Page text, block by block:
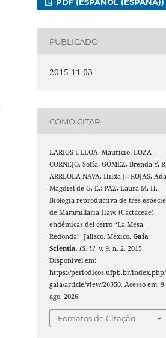
PDF (ESPAÑOL (ESPAÑA))
PUBLICADO
2015-11-03
COMO CITAR
LARIOS-ULLOA, Mauricio; LOZA-
CORNEJO, Sofía; GÓMEZ, Brenda Y.
ARREOLA-NAVA, Hilda J.; ROJAS,
Magdiel de G. E.; PAZ, Laura M. H.
Biología reproductiva de tres
de Mammillaria Haw. (Cactaceae)
endémicas del cerro “La Mesa
Redonda”, Jalisco, México.Gaia
Scientia,[S. l.], v. 9, n. 2, 2015.
Disponível em:
https://periodicos.ufpb.br/index.php/
gaia/article/view/26350. Acesso em: 9
ago. 2026.
Fomatos de Citação